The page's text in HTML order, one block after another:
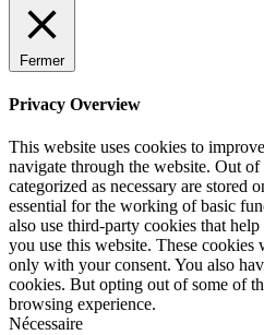
Fermer
Privacy Overview
This website uses cookies to
navigate through the website. Out of
categorized as necessary are stored
essential for the working of basic
also use third-party cookies that
you use this website. These
only with your consent. You also
cookies. But opting out of some of
browsing experience.
Nécessaire